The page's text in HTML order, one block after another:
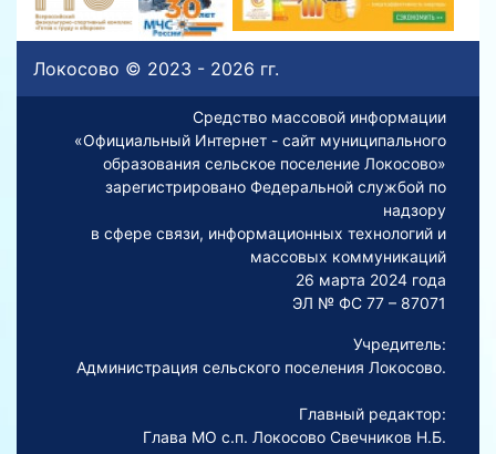
Локосово © 2023 - 2026 гг.
Средство массовой информации
«Официальный Интернет - сайт муниципального
образования сельское поселение Локосово»
зарегистрировано Федеральной службой по
надзору
в сфере связи, информационных технологий и
массовых коммуникаций
26 марта 2024 года
ЭЛ № ФС 77 – 87071
Учредитель:
Администрация сельского поселения Локосово.
Главный редактор:
Глава МО с.п. Локосово Свечников Н.Б.